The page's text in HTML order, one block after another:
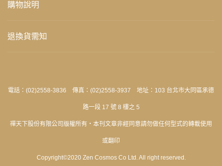
購物說明
退換貨需知
電話：(02)2558-3836 傳真：(02)2558-3937 地址：103 台北市大同區承德
路一段 17 號 8 樓之 5
禪天下股份有限公司版權所有‧本刊文章非經同意請勿做任何型式的轉載使用
或翻印
Copyright©2020 Zen Cosmos Co Ltd. All right reserved.